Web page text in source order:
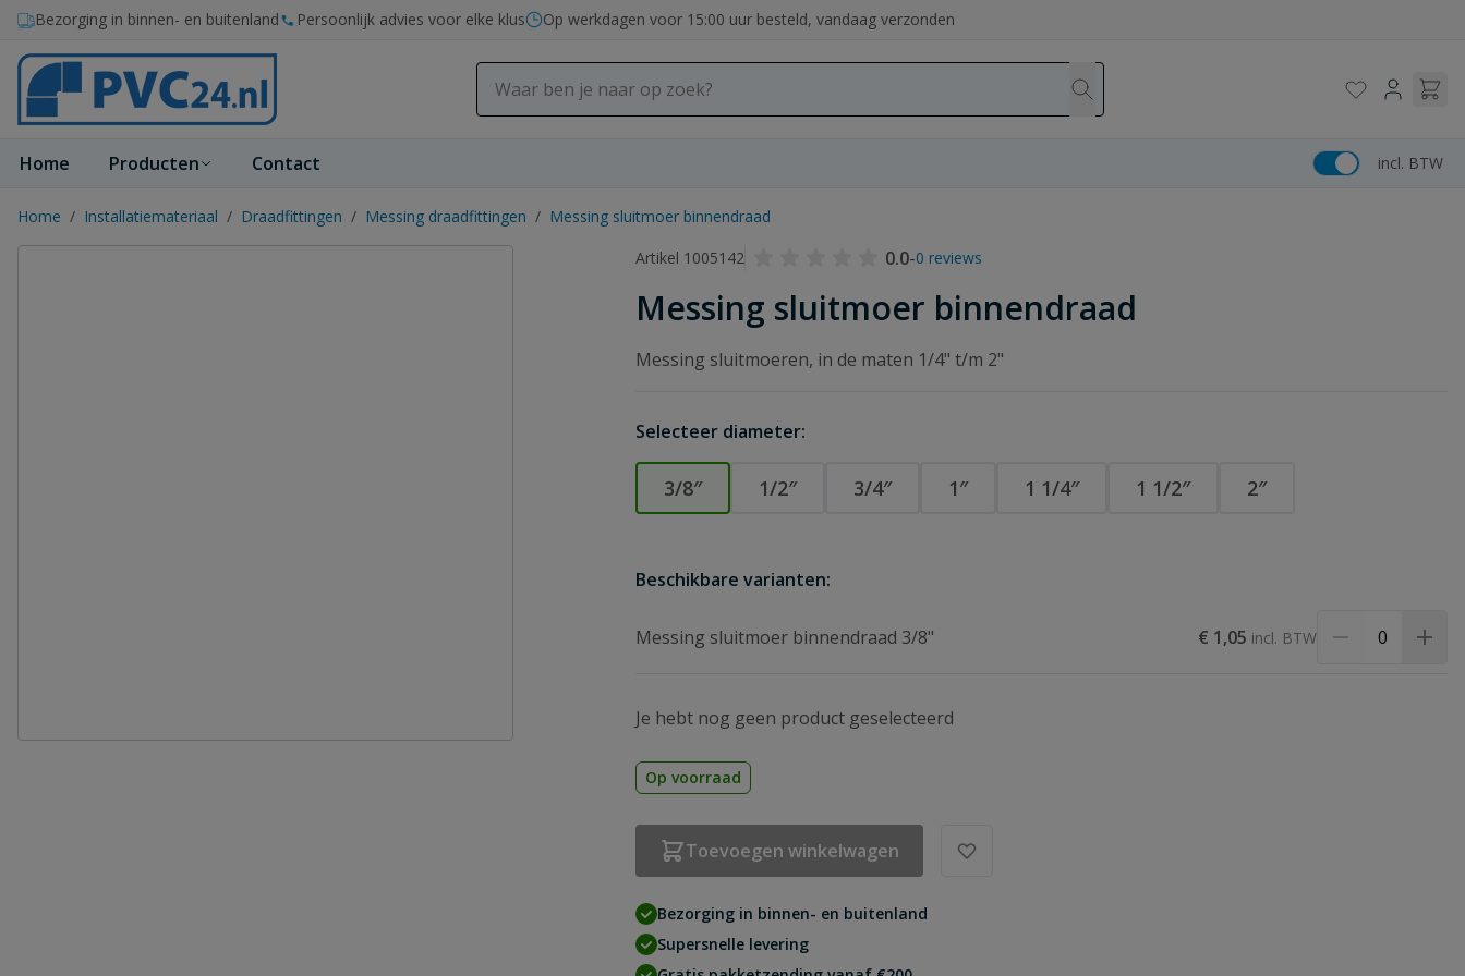
Ga naar de inhoud
Bezorging in binnen- en buitenland Persoonlijk advies voor elke klus Op werkdagen voor 15:00 uur besteld, vandaag verzonden
Home Producten Contact incl. BTW
Home / Installatiemateriaal / Draadfittingen / Messing draadfittingen / Messing sluitmoer binnendraad
Artikel 1005142
0.0-0 reviews
Messing sluitmoer binnendraad
Messing sluitmoeren, in de maten 1/4" t/m 2"
Selecteer diameter:
3/8″ 1/2″ 3/4″ 1″ 1 1/4″ 1 1/2″ 2″
Beschikbare varianten:
Messing sluitmoer binnendraad 3/8" € 1,05
Je hebt nog geen product geselecteerd
Op voorraad
Toevoegen winkelwagen
Bezorging in binnen- en buitenland
Supersnelle levering